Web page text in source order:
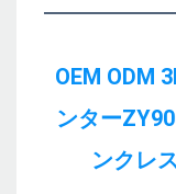
OEM ODM
ンター